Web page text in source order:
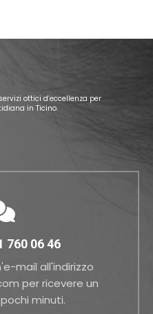
ottici d’eccellenza per
in Ticino.
760 06 46
mail all'indirizzo
per ricevere un
minuti.